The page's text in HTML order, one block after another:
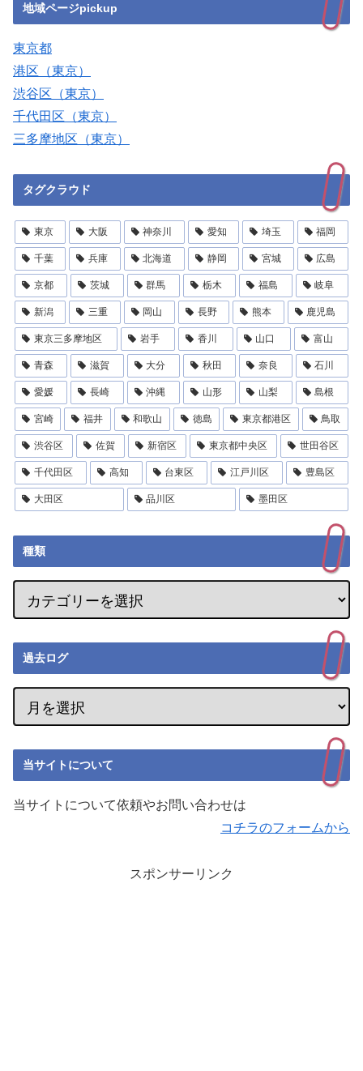
地域ページpickup
東京都
港区（東京）
渋谷区（東京）
千代田区（東京）
三多摩地区（東京）
タグクラウド
東京 大阪 神奈川 愛知 埼玉 福岡
千葉 兵庫 北海道 静岡 宮城 広島
京都 茨城 群馬 栃木 福島 岐阜
新潟 三重 岡山 長野 熊本 鹿児島
東京三多摩地区 岩手 香川 山口 富山
青森 滋賀 大分 秋田 奈良 石川
愛媛 長崎 沖縄 山形 山梨 島根
宮崎 福井 和歌山 徳島 東京都港区 鳥取
渋谷区 佐賀 新宿区 東京都中央区 世田谷区
千代田区 高知 台東区 江戸川区 豊島区
大田区 品川区 墨田区
種類
過去ログ
当サイトについて
当サイトについて依頼やお問い合わせは
コチラのフォームから
スポンサーリンク